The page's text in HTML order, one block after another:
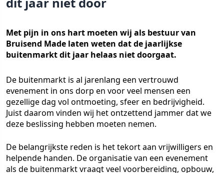
Met pijn in ons hart moeten wij als bestuur van
Bruisend Made laten weten dat de jaarlijkse
buitenmarkt dit jaar helaas niet doorgaat.
De buitenmarkt is al jarenlang een vertrouwd
evenement in ons dorp en voor veel mensen een
gezellige dag vol ontmoeting, sfeer en bedrijvigheid.
Juist daarom vinden wij het ontzettend jammer dat we
deze beslissing hebben moeten nemen.
De belangrijkste reden is het tekort aan vrijwilligers en
helpende handen. De organisatie van een evenement
als de buitenmarkt vraagt veel voorbereiding, opbouw,